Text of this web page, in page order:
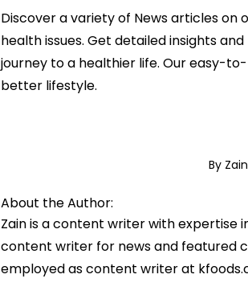
Discover a variety of News articles on
health issues. Get detailed insights
journey to a healthier life. Our easy-
better lifestyle.
By
About the Author:
Zain is a content writer with expertise
content writer for news and featured
employed as content writer at